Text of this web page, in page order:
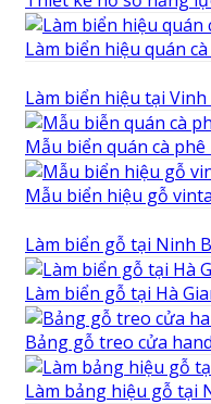
Làm biển hiệu quán
Làm biển hiệu tại
Mẫu biển quán cà
Mẫu biển hiệu gỗ
Làm biển gỗ tại Ninh
Làm biển gỗ tại Hà
Bảng gỗ treo cửa
Làm bảng hiệu gỗ tại